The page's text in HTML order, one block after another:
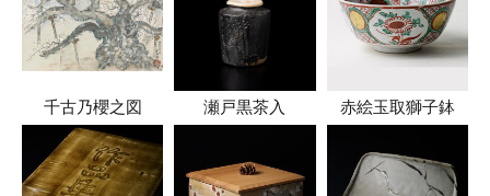
千古乃櫻之図 瀬戸黒茶入 赤絵玉取獅子鉢